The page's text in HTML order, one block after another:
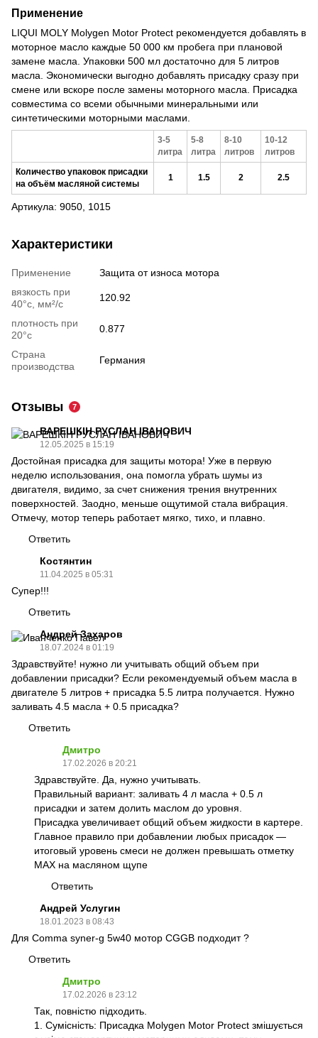
Применение
LIQUI MOLY Molygen Motor Protect рекомендуется добавлять в
моторное масло каждые 50 000 км пробега при плановой
замене масла. Упаковки 500 мл достаточно для 5 литров
масла. Экономически выгодно добавлять присадку сразу при
смене или вскоре после замены моторного масла. Присадка
совместима со всеми обычными минеральными или
синтетическими моторными маслами.
3-5
литра
5-8
литра
8-10
литров
10-12
литров
Количество упаковок присадки
на объём масляной системы
1 1.5 2 2.5
Артикула: 9050, 1015
Характеристики
Применение
Защита от износа мотора
вязкость при
40°c, мм²/с
120.92
плотность при
20°c
0.877
Страна
производства
Германия
Отзывы 7
ВАРЕШКІН РУСЛАН ІВАНОВИЧ
12.05.2025 в 15:19
Достойная присадка для защиты мотора! Уже в первую
неделю использования, она помогла убрать шумы из
двигателя, видимо, за счет снижения трения внутренних
поверхностей. Заодно, меньше ощутимой стала вибрация.
Отмечу, мотор теперь работает мягко, тихо, и плавно.
Ответить
Костянтин
11.04.2025 в 05:31
Супер!!!
Ответить
Андрей Захаров
18.07.2024 в 01:19
Здравствуйте! нужно ли учитывать общий объем при
добавлении присадки? Если рекомендуемый объем масла в
двигателе 5 литров + присадка 5.5 литра получается. Нужно
заливать 4.5 масла + 0.5 присадка?
Ответить
Дмитро
17.02.2026 в 20:21
Здравствуйте. Да, нужно учитывать.
Правильный вариант: заливать 4 л масла + 0.5 л
присадки и затем долить маслом до уровня.
Присадка увеличивает общий объем жидкости в картере.
Главное правило при добавлении любых присадок —
итоговый уровень смеси не должен превышать отметку
MAX на масляном щупе
Ответить
Андрей Услугин
18.01.2023 в 08:43
Для Comma syner-g 5w40 мотор CGGB подходит ?
Ответить
Дмитро
17.02.2026 в 23:12
Так, повністю підходить.
1. Сумісність: Присадка Molygen Motor Protect змішується